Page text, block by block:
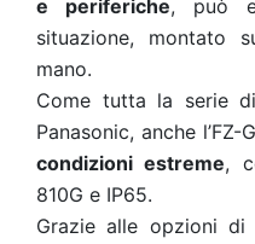
e periferiche, può
situazione, montato
mano.
Come tutta la serie
Panasonic, anche l’FZ-
condizioni estreme,
810G e IP65.
Grazie alle opzioni di